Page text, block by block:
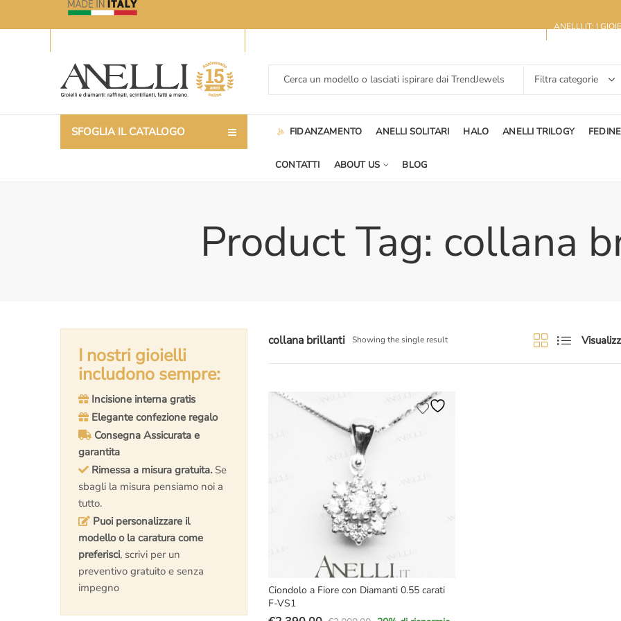
ANELLI.IT: I
SFOGLIA IL CATALOGO FIDANZAMENTO ANELLI SOLITARI HALO ANELLI TRILOGY FEDINE
CONTATTI ABOUT US BLOG
Product Tag: collana
collana brillanti Showing the single result
Ciondolo a Fiore con Diamanti 0.55 carati
F-VS1
I nostri gioielli
includono sempre:
Incisione interna gratis
Elegante confezione regalo
Consegna Assicurata e
garantita
Rimessa a misura gratuita. Se
sbagli la misura pensiamo noi a
tutto.
Puoi personalizzare il
modello o la caratura come
preferisci, scrivi per un
preventivo gratuito e senza
impegno